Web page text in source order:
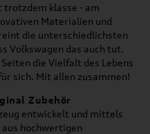
trotzdem klasse - am
Materialien und
die unterschiedlichsten
Volkswagen das auch tut.
die Vielfalt des Lebens
sich. Mit allen zusammen!
Zubehör
entwickelt und mittels
hochwertigen